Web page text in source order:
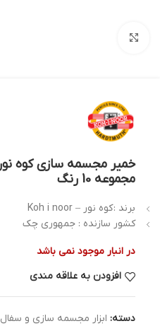
مجموعه 10 رنگ
برند :کوه نور – Koh i noor
کشور سازنده : جمهوری چک
در انبار موجود نمی باشد
افزودن به علاقه مندی
دسته: ابزار مجسمه سازی و سفال